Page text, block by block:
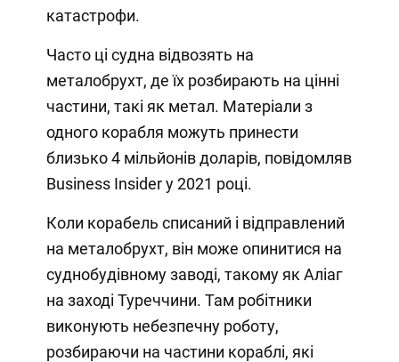
катастрофи.
Часто ці судна відвозять на
металобрухт, де їх розбирають на цінні
частини, такі як метал. Матеріали з
одного корабля можуть принести
близько 4 мільйонів доларів, повідомляв
Business Insider у 2021 році.
Коли корабель списаний і відправлений
на металобрухт, він може опинитися на
суднобудівному заводі, такому як Аліаг
на заході Туреччини. Там робітники
виконують небезпечну роботу,
розбираючи на частини кораблі, які